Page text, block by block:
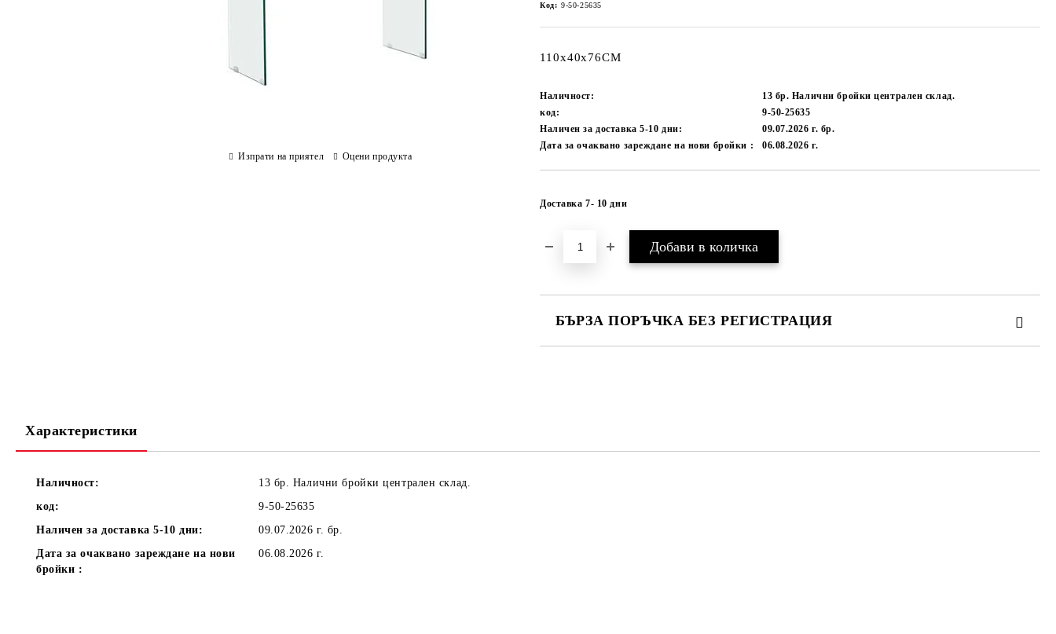
Код: 9-50-25635
110x40x76CМ
Наличност:
13 бр. Налични бройки централен склад.
код:
9-50-25635
Наличен за доставка 5-10 дни:
09.07.2026 г. бр.
Дата за очаквано зареждане на нови бройки :
06.08.2026 г.
Доставка 7- 10 дни
БЪРЗА ПОРЪЧКА БЕЗ РЕГИСТРАЦИЯ
Изпрати на приятел Оцени продукта
Характеристики
Наличност:
13 бр. Налични бройки централен склад.
код:
9-50-25635
Наличен за доставка 5-10 дни:
09.07.2026 г. бр.
Дата за очаквано зареждане на нови
бройки :
06.08.2026 г.